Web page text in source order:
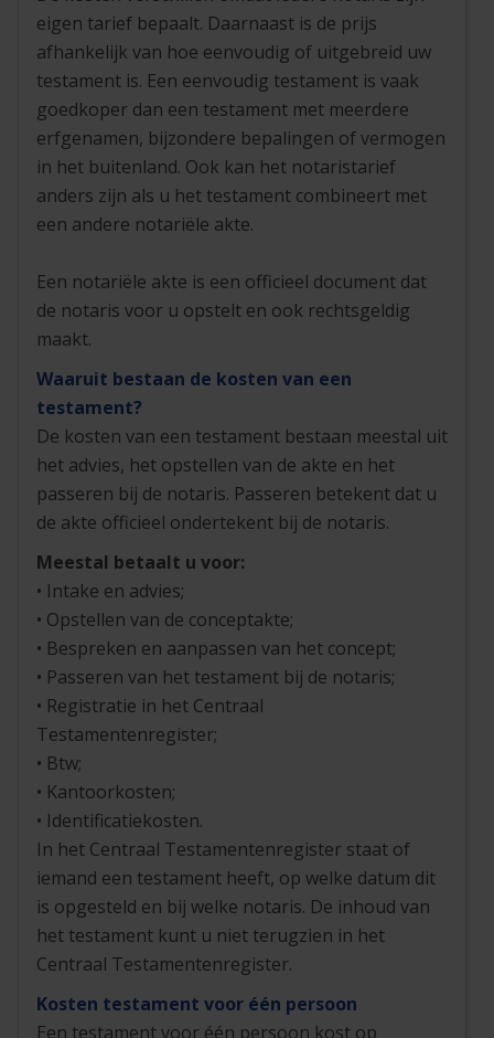
eigen tarief bepaalt. Daarnaast is de prijs
afhankelijk van hoe eenvoudig of uitgebreid uw
testament is. Een eenvoudig testament is vaak
goedkoper dan een testament met meerdere
erfgenamen, bijzondere bepalingen of vermogen
in het buitenland. Ook kan het notaristarief
anders zijn als u het testament combineert met
een andere notariële akte.
Een notariële akte is een officieel document dat
de notaris voor u opstelt en ook rechtsgeldig
maakt.
Waaruit bestaan de kosten van een
testament?
De kosten van een testament bestaan meestal uit
het advies, het opstellen van de akte en het
passeren bij de notaris. Passeren betekent dat u
de akte officieel ondertekent bij de notaris.
Meestal betaalt u voor:
• Intake en advies;
• Opstellen van de conceptakte;
• Bespreken en aanpassen van het concept;
• Passeren van het testament bij de notaris;
• Registratie in het Centraal
Testamentenregister;
• Btw;
• Kantoorkosten;
• Identificatiekosten.
In het Centraal Testamentenregister staat of
iemand een testament heeft, op welke datum dit
is opgesteld en bij welke notaris. De inhoud van
het testament kunt u niet terugzien in het
Centraal Testamentenregister.
Kosten testament voor één persoon
Een testament voor één persoon kost op